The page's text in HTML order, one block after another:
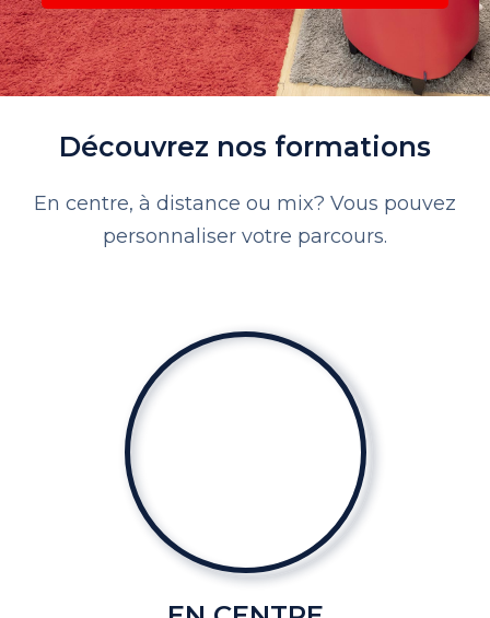
Découvrez nos formations
En centre, à distance ou mix? Vous pouvez
personnaliser votre parcours.